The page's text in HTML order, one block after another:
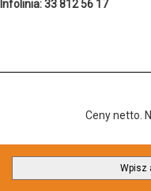
Infolinia: 33 812 56 17
Ceny netto.